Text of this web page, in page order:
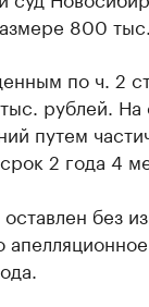
800
по ч. 2
рублей.
путем
2 года 4
без